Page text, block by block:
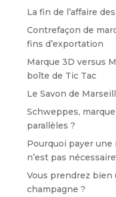
La fin de l’affaire
Contrefaçon de
fins d’exportation
Marque 3D versus
boîte de Tic Tac
Le Savon de
Schweppes,
parallèles ?
Pourquoi payer une
n’est pas
Vous prendrez bien
champagne ?